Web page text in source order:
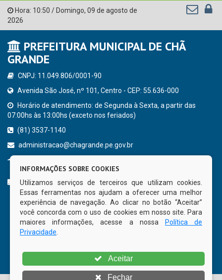
Hora: 10:50 / Domingo, 09 de agosto de
2026
PREFEITURA MUNICIPAL DE CHÃ
GRANDE
CNPJ: 11.049.806/0001-90
Avenida São José, nº 101, Centro - CEP: 55.636-000
Horário de atendimento: de Segunda à Sexta, a partir das
07:00hs às 13:00hs (exceto nos feriados)
(81) 3537-1140
administracao@chagrande.pe.gov.br
CURTA NOSSA FAN PAGE
INFORMAÇÕES SOBRE COOKIES
Utilizamos serviços de terceiros que utilizam cookies.
Essas ferramentas nos ajudam a oferecer uma melhor
experiência de navegação. Ao clicar no botão “Aceitar”
você concorda com o uso de cookies em nosso site. Para
maiores informações, acesse a nossa
Política de
Privacidade
Aceitar
Fechar